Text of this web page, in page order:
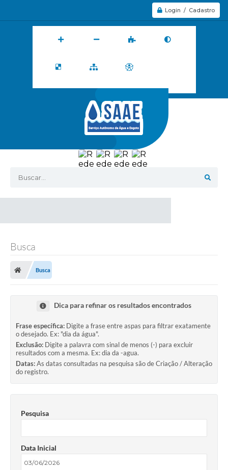
Login / Cadastro
Buscar...
Busca
Busca
Dica para refinar os resultados encontrados
Frase específica: Digite a frase entre aspas para filtrar exatamente
o desejado. Ex: "dia da água".
Exclusão: Digite a palavra com sinal de menos (-) para excluir
resultados com a mesma. Ex: dia da -agua.
Datas:As datas consultadas na pesquisa são de Criação / Alteração
do registro.
Pesquisa
Data Inicial